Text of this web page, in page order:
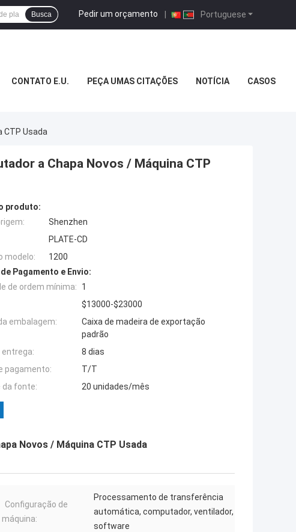
Portuguese
Pedir um orçamento |
Busca
CONTATO E.U. PEÇA UMAS CITAÇÕES NOTÍCIA CASOS
CTP Usada
a Chapa Novos / Máquina CTP
produto:
Shenzhen
PLATE-CD
modelo:
1200
Pagamento e Envio:
de ordem mínima:
1
$13000-$23000
embalagem:
Caixa de madeira de exportação
padrão
entrega:
8 dias
pagamento:
T/T
da fonte:
20 unidades/mês
Novos / Máquina CTP Usada
Configuração de
máquina:
Processamento de transferência
automática, computador, ventilador,
software